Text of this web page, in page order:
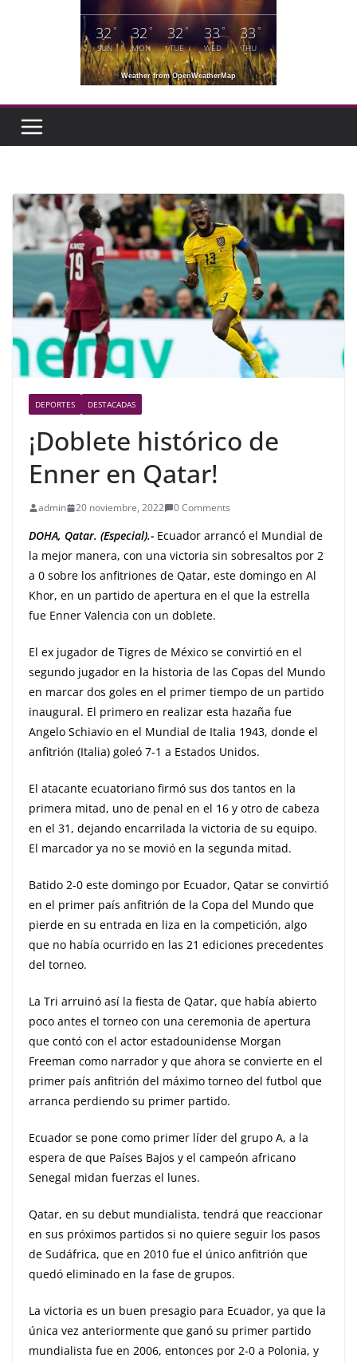
32°
SUN
32 °
MON
32°
TUE
33°
WED
33°
THU
Weather from OpenWeatherMap
DEPORTES DESTACADAS
¡Doblete histórico de
Enner en Qatar!
admin 20 noviembre, 2022 0 Comments
DOHA, Qatar. (Especial).- Ecuador arrancó el Mundial de
la mejor manera, con una victoria sin sobresaltos por 2
a 0 sobre los anfitriones de Qatar, este domingo en Al
Khor, en un partido de apertura en el que la estrella
fue Enner Valencia con un doblete.
El ex jugador de Tigres de México se convirtió en el
segundo jugador en la historia de las Copas del Mundo
en marcar dos goles en el primer tiempo de un partido
inaugural. El primero en realizar esta hazaña fue
Angelo Schiavio en el Mundial de Italia 1943, donde el
anfitrión (Italia) goleó 7-1 a Estados Unidos.
El atacante ecuatoriano firmó sus dos tantos en la
primera mitad, uno de penal en el 16 y otro de cabeza
en el 31, dejando encarrilada la victoria de su equipo.
El marcador ya no se movió en la segunda mitad.
Batido 2-0 este domingo por Ecuador, Qatar se convirtió
en el primer país anfitrión de la Copa del Mundo que
pierde en su entrada en liza en la competición, algo
que no había ocurrido en las 21 ediciones precedentes
del torneo.
La Tri arruinó así la fiesta de Qatar, que había abierto
poco antes el torneo con una ceremonia de apertura
que contó con el actor estadounidense Morgan
Freeman como narrador y que ahora se convierte en el
primer país anfitrión del máximo torneo del futbol que
arranca perdiendo su primer partido.
Ecuador se pone como primer líder del grupo A, a la
espera de que Países Bajos y el campeón africano
Senegal midan fuerzas el lunes.
Qatar, en su debut mundialista, tendrá que reaccionar
en sus próximos partidos si no quiere seguir los pasos
de Sudáfrica, que en 2010 fue el único anfitrión que
quedó eliminado en la fase de grupos.
La victoria es un buen presagio para Ecuador, ya que la
única vez anteriormente que ganó su primer partido
mundialista fue en 2006, entonces por 2-0 a Polonia, y